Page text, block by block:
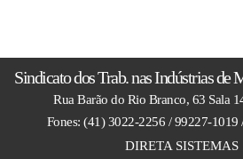
Sindicato dos Trab. nas Indústrias
Rua Barão do Rio Branco, 63 Sala
Fones: (41) 3022-2256 / 99227-
DIRETA SISTEMAS